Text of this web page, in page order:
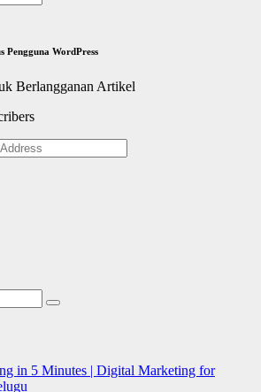
Pengguna WordPress
Berlangganan Artikel
in 5 Minutes | Digital Marketing for